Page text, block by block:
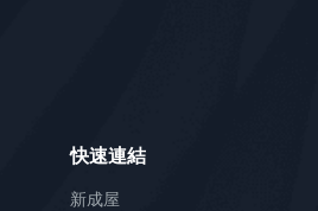
快速連結
新成屋